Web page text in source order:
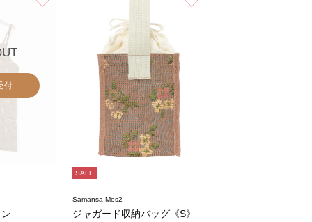
る
る
付
SALE
Samansa Mos2
ジャガード収納バッグ《S》